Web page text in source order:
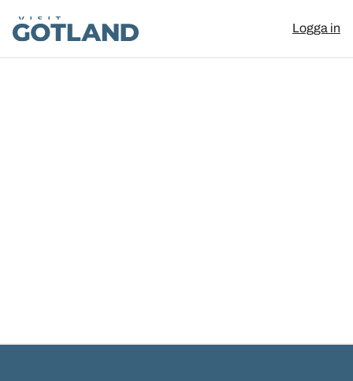
Visit Gotland
Logga in